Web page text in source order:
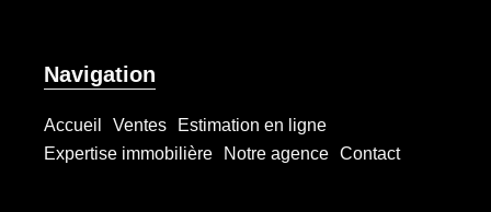
Navigation
Accueil Ventes
Estimation en ligne
Expertise immobilière
Notre agence Contact